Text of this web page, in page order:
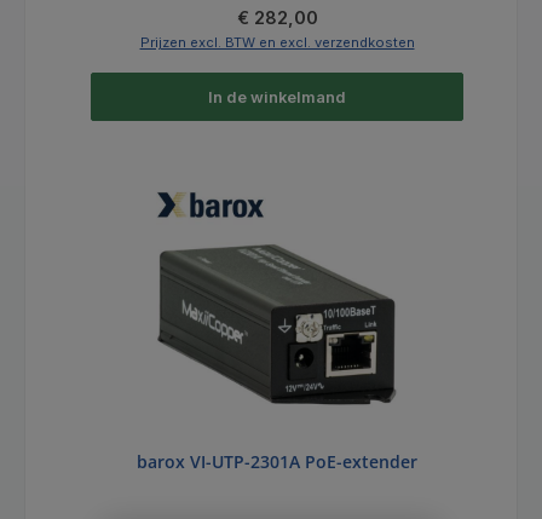
Normale prijs:
€ 282,00
Prijzen excl. BTW en excl. verzendkosten
In de winkelmand
barox VI-UTP-2301A PoE-extender